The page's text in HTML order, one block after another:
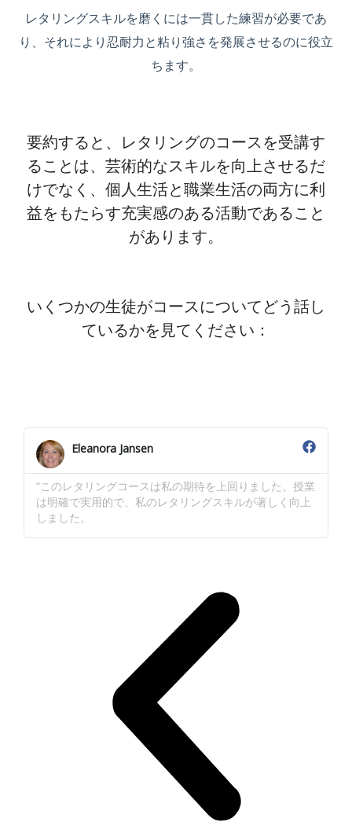
レタリングスキルを磨くには一貫した練習が必要であ
り、それにより忍耐力と粘り強さを発展させるのに役立
ちます。
要約すると、レタリングのコースを受講す
ることは、芸術的なスキルを向上させるだ
けでなく、個人生活と職業生活の両方に利
益をもたらす充実感のある活動であること
があります。
いくつかの生徒がコースについてどう話し
ているかを見てください：
Eleanora Jansen
“このレタリングコースは私の期待を上回りました。授業
は明確で実用的で、私のレタリングスキルが著しく向上
しました。